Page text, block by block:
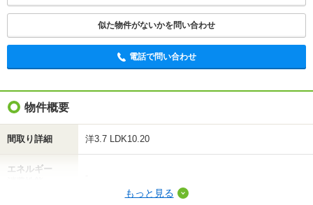
似た物件がないかを問い合わせ
電話で問い合わせ
物件概要
間取り詳細 洋3.7 LDK10.20
エネルギー
もっと見る